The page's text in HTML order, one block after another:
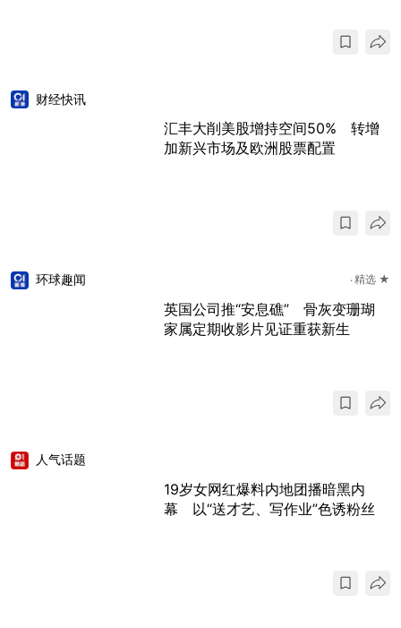
财经快讯
汇丰大削美股增持空间50% 转增
加新兴市场及欧洲股票配置
环球趣闻 精选 ★
英国公司推“安息礁” 骨灰变珊瑚
家属定期收影片见证重获新生
人气话题
19岁女网红爆料内地团播暗黑内
幕 以“送才艺、写作业”色诱粉丝